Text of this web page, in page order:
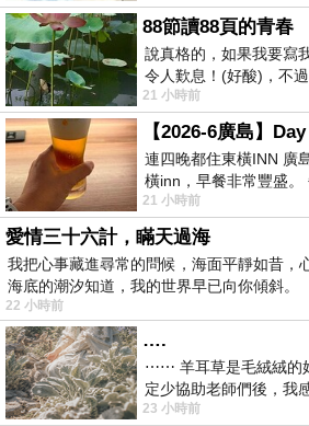
88節讀88頁的青春
說真格的，如果我要寫
令人歎息！(好酸)，不
復...，每天跪鍵盤還是
21 小時前
連四晚都住東橫INN 廣
橫inn，早餐非常豐盛
看到工作人員拿出料理
21 小時前
愛情三十六計，瞞天過海
我把心事藏進尋常的問候，海面平靜如昔，
海底的潮汐知道，我的世界早已向你傾斜。
22 小時前
….
⋯⋯ 羊耳草是毛絨絨的
定少協助老師們後，我
不是我的工作啊。 真
23 小時前